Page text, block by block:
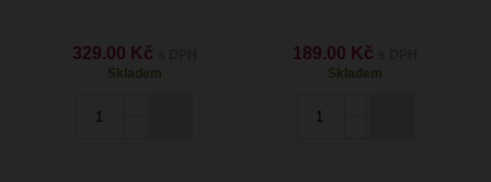
329.00 Kč
Skladem
189.00 Kč
Skladem